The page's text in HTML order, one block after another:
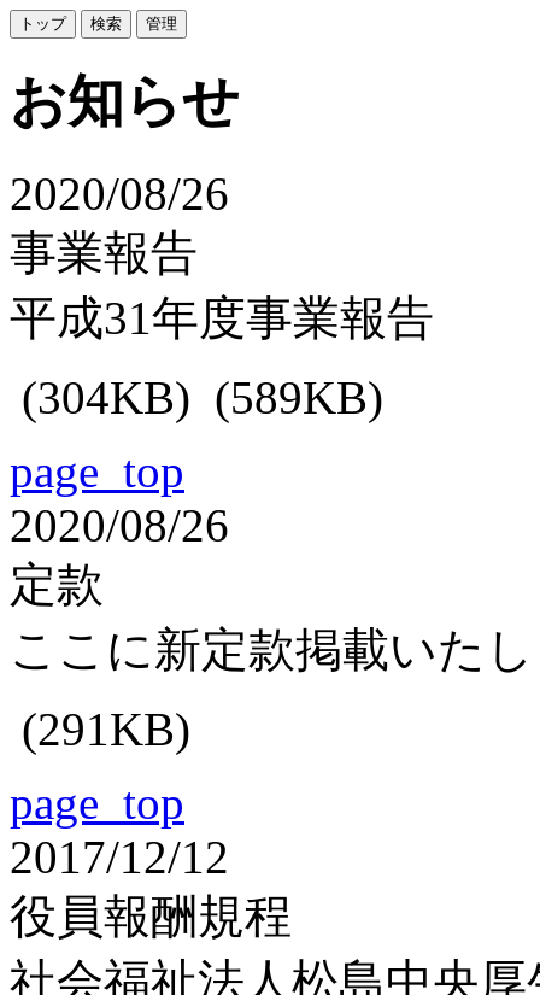
お知らせ
2020/08/26
事業報告
平成31年度事業報告
(304KB) (589KB)
page_top
2020/08/26
定款
ここに新定款掲載いた
(291KB)
page_top
2017/12/12
役員報酬規程
社会福祉法人松島中央